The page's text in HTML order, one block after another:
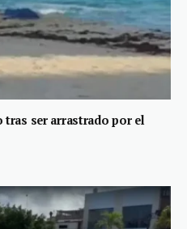
ser arrastrado por el